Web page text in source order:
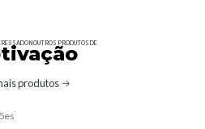
NOUTROS PRODUTOS DE
produtos